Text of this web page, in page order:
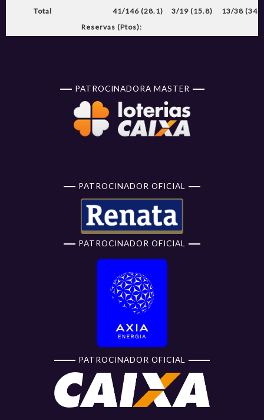
Total
41/146 (28.1) 3/19 (15.8)
13/38
Reservas (Ptos):
PATROCINADORA MASTER
PATROCINADOR OFICIAL
PATROCINADOR OFICIAL
PATROCINADOR OFICIAL